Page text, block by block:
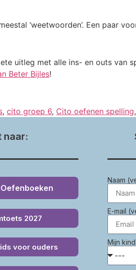
‘weetwoorden’. Een paar
uitleg met alle ins- en outs van
Beter Bijles!
, cito groep 6, Cito oefenen spelling,
naar:
2027
voor ouders
Naam
E-mail
Mijn